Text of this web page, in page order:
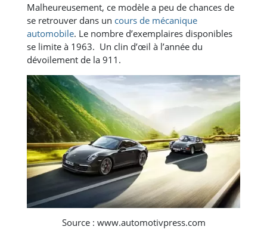
Malheureusement, ce modèle a peu de chances de
se retrouver dans un cours de mécanique
automobile. Le nombre d’exemplaires disponibles
se limite à 1963. Un clin d’œil à l’année du
dévoilement de la 911.
Source : www.automotivpress.com